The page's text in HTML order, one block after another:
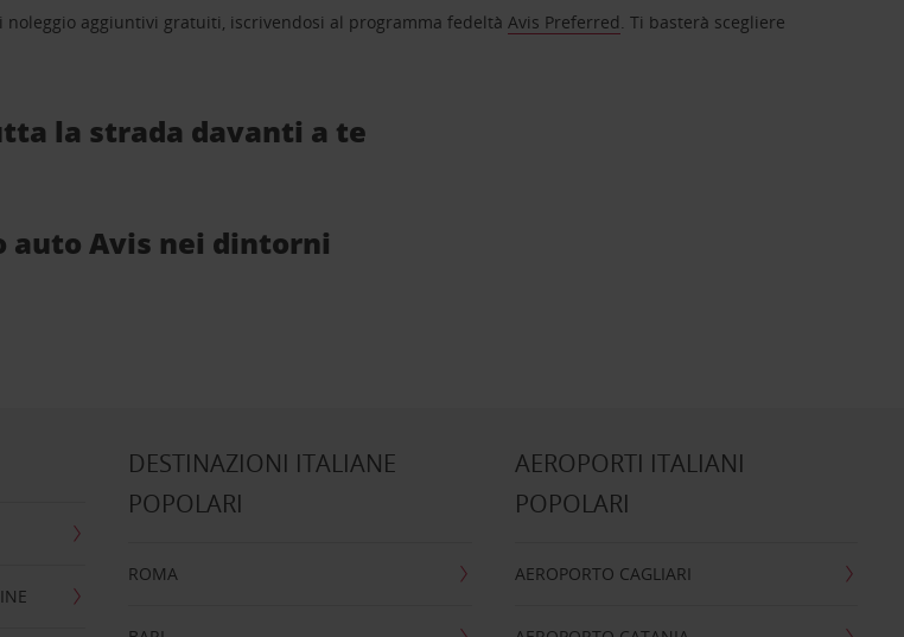
aggiuntivi gratuiti, iscrivendosi al programma fedeltàAvis Preferred. Ti basterà scegliere
la strada davanti a te
auto Avis nei dintorni
DESTINAZIONI ITALIANE
POPOLARI
ROMA
AEROPORTI ITALIANI
POPOLARI
AEROPORTO CAGLIARI